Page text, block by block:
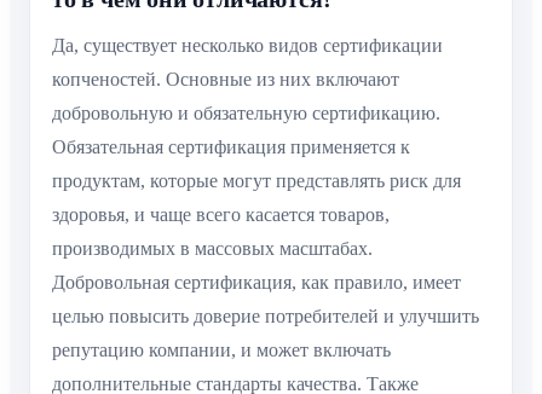
Да, существует несколько видов сертификации
копченостей. Основные из них включают
добровольную и обязательную сертификацию.
Обязательная сертификация применяется к
продуктам, которые могут представлять риск для
здоровья, и чаще всего касается товаров,
производимых в массовых масштабах.
Добровольная сертификация, как правило, имеет
целью повысить доверие потребителей и улучшить
репутацию компании, и может включать
дополнительные стандарты качества. Также